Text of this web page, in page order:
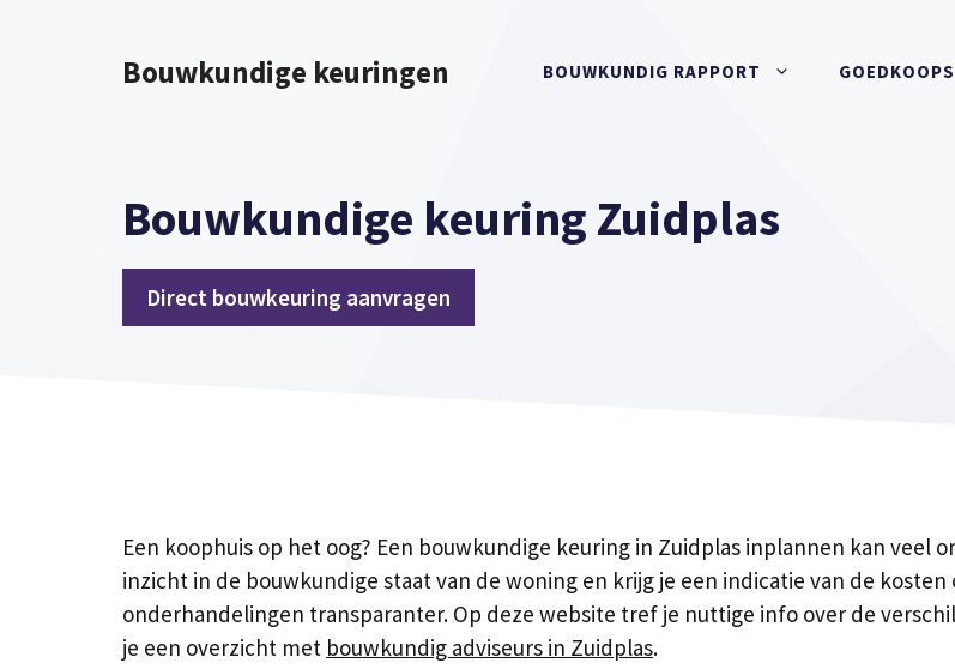
Bouwkundige keuringen BOUWKUNDIG RAPPORT
Bouwkundige keuring Zuidplas
Direct bouwkeuring aanvragen
Een koophuis op het oog? Een bouwkundige keuring in Zuidplas inplannen kan veel
inzicht in de bouwkundige staat van de woning en krijg je een indicatie van de
onderhandelingen transparanter. Op deze website tref je nuttige info over de
je een overzicht met bouwkundig adviseurs in Zuidplas.